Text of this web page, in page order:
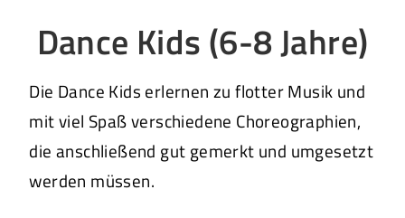
Dance Kids (6-8 Jahre)
Die Dance Kids erlernen zu flotter Musik und
mit viel Spaß verschiedene Choreographien,
die anschließend gut gemerkt und umgesetzt
werden müssen.